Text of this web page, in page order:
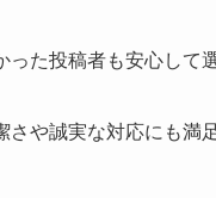
た投稿者も安心して
や誠実な対応にも満